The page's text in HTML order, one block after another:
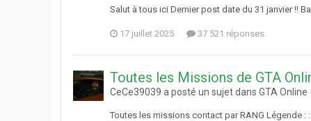
Salut à tous ici Dernier post date du 31 janvier !!
17 juillet 2025 37 521 réponses
Toutes les Missions de GTA
CeCe39039 a posté un sujet dans GTA Online
Toutes les missions contact par RANG Légende